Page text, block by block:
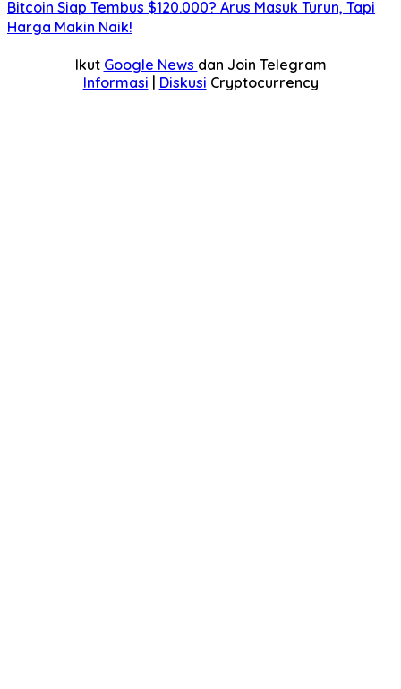
Bitcoin Siap Tembus $120.000? Arus Masuk Turun, Tapi
Harga Makin Naik!
Ikut Google News dan Join Telegram
Informasi
Diskusi Cryptocurrency